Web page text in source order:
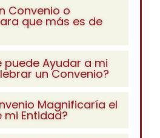
Convenio o
que más es de
puede Ayudar a mi
un Convenio?
Magnificaría el
Entidad?